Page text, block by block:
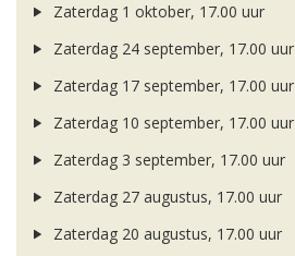
Zaterdag 1 oktober, 17.00 uur
Zaterdag 24 september, 17.00 uur
Zaterdag 17 september, 17.00 uur
Zaterdag 10 september, 17.00 uur
Zaterdag 3 september, 17.00 uur
Zaterdag 27 augustus, 17.00 uur
Zaterdag 20 augustus, 17.00 uur